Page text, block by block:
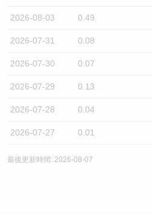
2026-08-03 0.49
2026-07-31 0.08
2026-07-30 0.07
2026-07-29 0.13
2026-07-28 0.04
2026-07-27 0.01
最後更新時間: 2026-08-07